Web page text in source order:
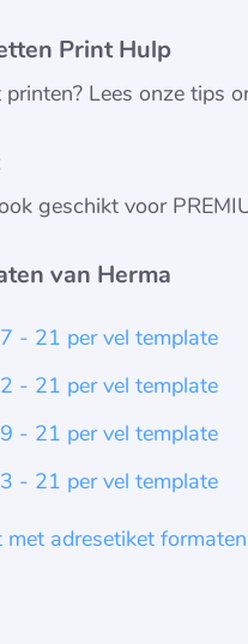
Print Hulp
Lees onze tips
geschikt voor
van Herma
- 21 per vel template
- 21 per vel template
- 21 per vel template
- 21 per vel template
met adresetiket formaten